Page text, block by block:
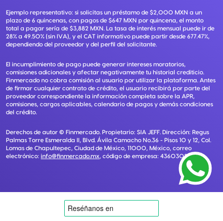
Ejemplo representativo: si solicitas un préstamo de $2,000 MXN a un
plazo de 6 quincenas, con pagos de $647 MXN por quincena, el monto
total a pagar sería de $3,882 MXN. La tasa de interés mensual puede ir de
28% a 49.50% (sin IVA), y el CAT informativo puede partir desde 677.47%,
dependiendo del proveedor y del perfil del solicitante.
El incumplimiento de pago puede generar intereses moratorios,
comisiones adicionales y afectar negativamente tu historial crediticio.
Finmercado no cobra comisión al usuario por utilizar la plataforma. Antes
de firmar cualquier contrato de crédito, el usuario recibirá por parte del
proveedor correspondiente la información completa sobre la APR,
comisiones, cargos aplicables, calendario de pagos y demás condiciones
del crédito.
Derechos de autor © Finmercado. Propietario: SIA JEFF. Dirección: Regus
Palmas Torre Esmeralda II, Blvd. Ávila Camacho No.36 - Pisos 10 y 12, Col.
Lomas de Chapultepec, Ciudad de México, 11000, México, correo
electrónico: info@finmercado.mx, código de empresa: 43603085405.